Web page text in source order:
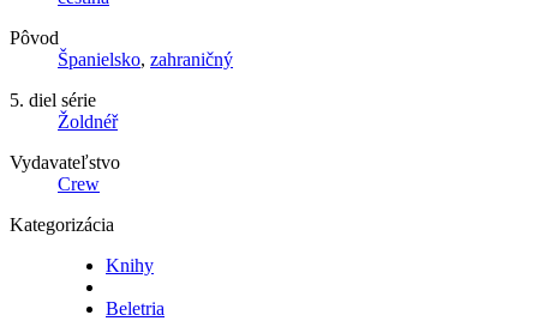
Pôvod
Španielsko, zahraničný
5. diel série
Žoldnéř
Vydavateľstvo
Crew
Kategorizácia
Knihy
Beletria